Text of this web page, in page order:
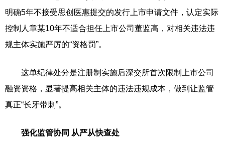
明确5年不接受思创医惠提交的发行上市申请文件，认定实际
控制人章某10年不适合担任上市公司董监高，对相关违法违
规主体实施严厉的“资格罚”。
这单纪律处分是注册制实施后深交所首次限制上市公司
融资资格，显著提高相关主体的违法违规成本，做到让监管
真正“长牙带刺”。
强化监管协同 从严从快查处